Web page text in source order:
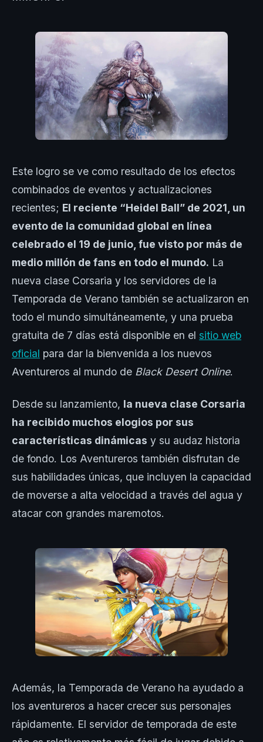
Este logro se ve como resultado de los efectos
combinados de eventos y actualizaciones
recientes; El reciente “Heidel Ball” de 2021, un
evento de la comunidad global en línea
celebrado el 19 de junio, fue visto por más de
medio millón de fans en todo el mundo. La
nueva clase Corsaria y los servidores de la
Temporada de Verano también se actualizaron en
todo el mundo simultáneamente, y una prueba
gratuita de 7 días está disponible en el sitio web
oficial para dar la bienvenida a los nuevos
Aventureros al mundo de Black Desert Online.
Desde su lanzamiento, la nueva clase Corsaria
ha recibido muchos elogios por sus
características dinámicas y su audaz historia
de fondo. Los Aventureros también disfrutan de
sus habilidades únicas, que incluyen la capacidad
de moverse a alta velocidad a través del agua y
atacar con grandes maremotos.
Además, la Temporada de Verano ha ayudado a
los aventureros a hacer crecer sus personajes
rápidamente. El servidor de temporada de este